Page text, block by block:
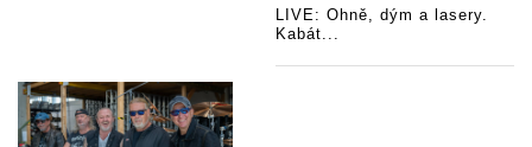
LIVE: Ohně, dým a lasery.
Kabát...